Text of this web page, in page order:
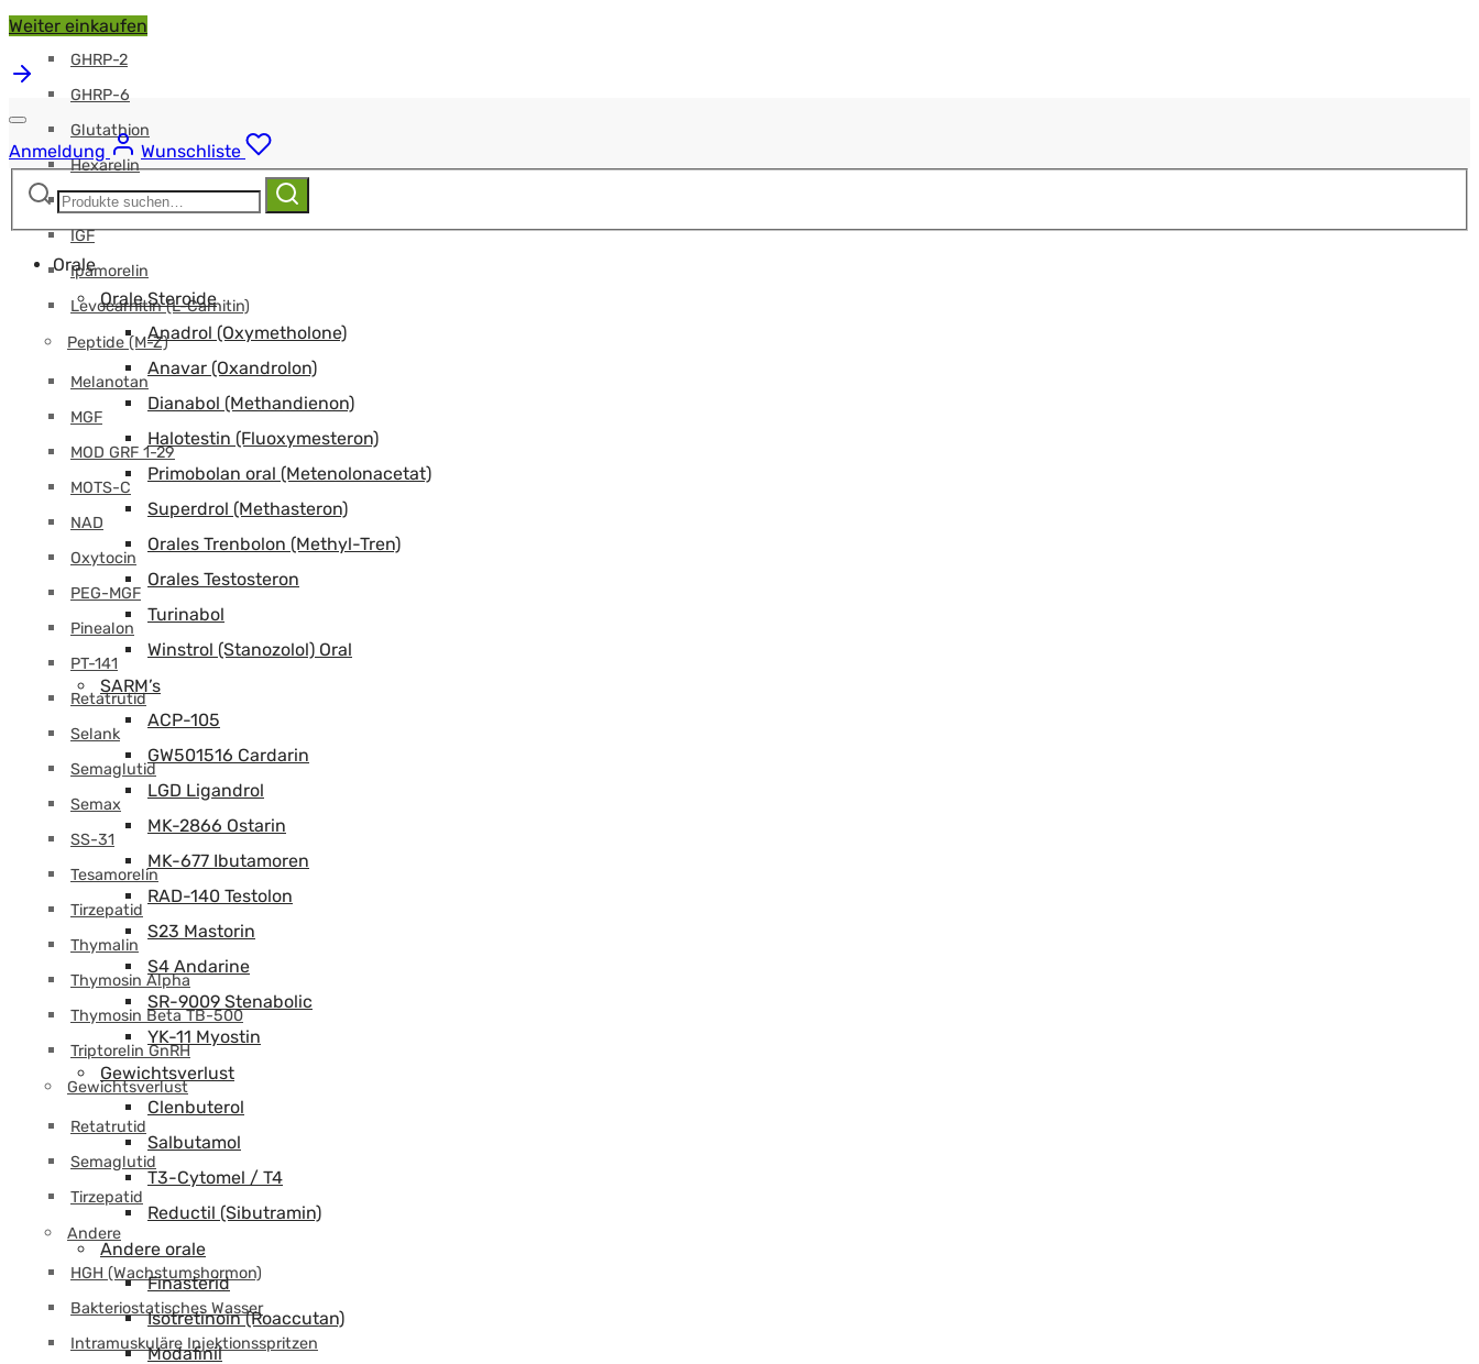
GHK-CU
GHRP-2
GHRP-6
Glutathion
Hexarelin
HGH-Fragment
IGF
Ipamorelin
Levocarnitin (L-Carnitin)
Peptide (M-Z)
Melanotan
MGF
MOD GRF 1-29
MOTS-C
NAD
Oxytocin
PEG-MGF
Pinealon
PT-141
Retatrutid
Selank
Semaglutid
Semax
SS-31
Tesamorelin
Tirzepatid
Thymalin
Thymosin Alpha
Thymosin Beta TB-500
Triptorelin GnRH
Gewichtsverlust
Retatrutid
Semaglutid
Tirzepatid
Andere
HGH (Wachstumshormon)
Bakteriostatisches Wasser
Intramuskuläre Injektionsspritzen
Weiter einkaufen
Anmeldung
Wunschliste
Suchen
Suchen
Orale
Orale Steroide
Anadrol (Oxymetholone)
Anavar (Oxandrolon)
Dianabol (Methandienon)
Halotestin (Fluoxymesteron)
Primobolan oral (Metenolonacetat)
Superdrol (Methasteron)
Orales Trenbolon (Methyl-Tren)
Orales Testosteron
Turinabol
Winstrol (Stanozolol) Oral
SARM’s
ACP-105
GW501516 Cardarin
LGD Ligandrol
MK-2866 Ostarin
MK-677 Ibutamoren
RAD-140 Testolon
S23 Mastorin
S4 Andarine
SR-9009 Stenabolic
YK-11 Myostin
Gewichtsverlust
Clenbuterol
Salbutamol
T3-Cytomel / T4
Reductil (Sibutramin)
Andere orale
Finasterid
Isotretinoin (Roaccutan)
Modafinil